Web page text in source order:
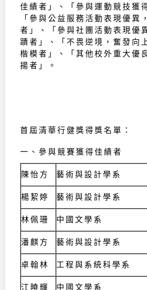
佳績者」、「參與運動競技獲
「參與公益服務活動表現優異
者」、「參與社團活動表現優
蹟者」、「不畏逆境，奮發向
楷模者」、「其他校外重大優
揚者」。
首屆清華行健獎得獎名單：
一、參與競賽獲得佳績者
陳怡方 藝術與設計學系
楊絜婷 藝術與設計學系
林佩珊 中國文學系
潘麒方 藝術與設計學系
卓翰林 工程與系統科學系
江曉輝 中國文學系